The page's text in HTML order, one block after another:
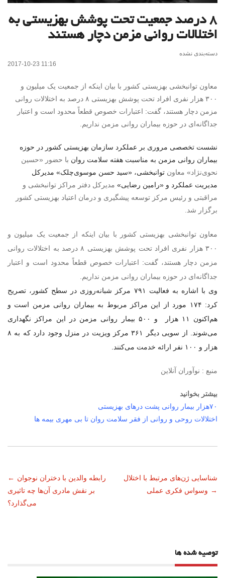
۸ درصد جمعیت تحت پوشش بهزیستی به
اختلالات روانی مزمن دچار هستند
دسته‌بندی نشده
2017-10-23 11:16
معاون توانبخشی بهزیستی کشور با بیان اینکه از جمعیت یک میلیون و
۳۰۰ هزار نفری افراد تحت پوشش بهزیستی ۸ درصد به اختلالات روانی
مزمن دچار هستند، گفت: اعتبارات خصوص قطعاً محدود است و اعتبار
جداگانه‌ای در حوزه بیماران روانی مزمن نداریم.
نشست تخصصی مروری بر عملکرد سازمان بهزیستی کشور در حوزه
بیماران روانی مزمن به مناسبت هفته سلامت روان با حضور «حسین
نحوی‌نژاد» معاون توانبخشی، «سید حسن موسوی‌چلک» مدیرکل
مدیریت عملکرد و «رامین رضایی» مدیرکل دفتر مراکز توانبخشی و
مراقبتی و رئیس مرکز توسعه پیشگیری و درمان اعتیاد بهزیستی کشور
برگزار شد.
معاون توانبخشی بهزیستی کشور با بیان اینکه از جمعیت یک میلیون و
۳۰۰ هزار نفری افراد تحت پوشش بهزیستی ۸ درصد به اختلالات روانی
مزمن دچار هستند، گفت: اعتبارات خصوص قطعاً محدود است و اعتبار
جداگانه‌ای در حوزه بیماران روانی مزمن نداریم.
وی با اشاره به فعالیت
۷۹۱ مرکز شبانه‌روزی در سطح کشور، تصریح
کرد: ۱۷۴
مورد از این مراکز مربوط به بیماران روانی مزمن است و
هم‌اکنون
۱۱ هزار و ۵۰۰ بیمار روانی مزمن در این مراکز نگهداری
می‌شوند.
از سویی دیگر ۳۶۱ مرکز ویزیت در منزل وجود دارد که به ۸
هزار و ۱۰۰ نفر ارائه خدمت می‌کنند.
منبع : نوآوران آنلاین
بیشتر بخوانید
۷۰هزار بیمار روانی پشت درهای بهزیستی
اختلالات روحی و روانی از فقر سلامت روان تا بی مهری بیمه ها
ناوبری
نوشته
← رابطه والدین با دختران نوجوان
بر نقش مادری آن‌ها چه تاثیری
می‌گذارد؟
شناسایی ژن‌های مرتبط با اختلال
وسواس فکری عملی →
توصیه شده ها